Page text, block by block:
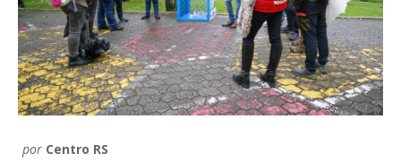
por Centro RS